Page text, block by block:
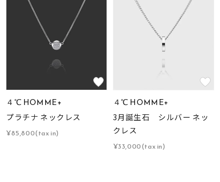
４℃ HOMME+
プラチナ ネックレス
¥85,800(tax in)
４℃ HOMME+
3月誕生石 シルバー ネッ
クレス
¥33,000(tax in)